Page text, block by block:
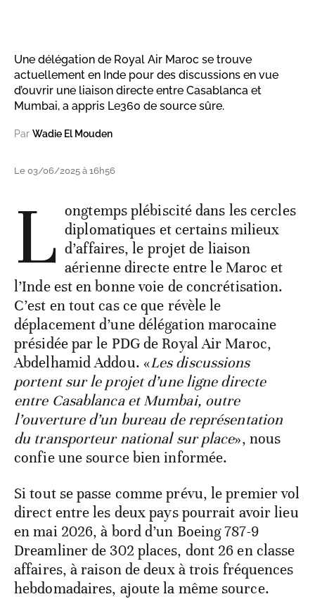
Une délégation de Royal Air Maroc se trouve
actuellement en Inde pour des discussions en vue
d’ouvrir une liaison directe entre Casablanca et
Mumbai, a appris Le360 de source sûre.
Par Wadie El Mouden
Le 03/06/2025 à 16h56
L ongtemps plébiscité dans les cercles
diplomatiques et certains milieux
d’affaires, le projet de liaison
aérienne directe entre le Maroc et
l’Inde est en bonne voie de concrétisation.
C’est en tout cas ce que révèle le
déplacement d’une délégation marocaine
présidée par le PDG de Royal Air Maroc,
Abdelhamid Addou. «Les discussions
portent sur le projet d’une ligne directe
entre Casablanca et Mumbai, outre
l’ouverture d’un bureau de représentation
du transporteur national sur place», nous
confie une source bien informée.
Si tout se passe comme prévu, le premier vol
direct entre les deux pays pourrait avoir lieu
en mai 2026, à bord d’un Boeing 787-9
Dreamliner de 302 places, dont 26 en classe
affaires, à raison de deux à trois fréquences
hebdomadaires, ajoute la même source.